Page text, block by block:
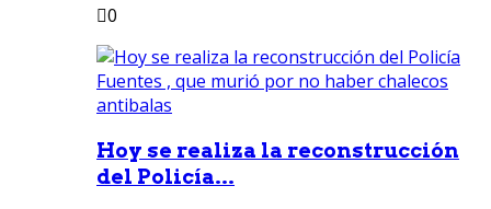
0
Hoy se realiza la reconstrucción
del Policía...